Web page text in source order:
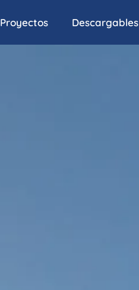
Proyectos Descargables